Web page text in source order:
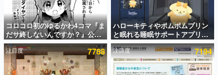
ゲームの企画書
名作ゲームクリエイターの方々に製作時のエピソードをお
聞きし、ヒットする企画（ゲーム）とは何か？を探ってい
きます。
赫本
この物語を解いてはいけない。『赫本』は、〈試験問題〉
の形をした短編ホラー小説集です。
コロコロ初のゆるかわ4コマ『ま
だサ終しないんですか？』公開
スタート。主人公は新入社員の
侘石ダイヤ、ゲーム会社を舞台
にトラブルへ対応する社員たち
を描く
ハローキティやポムポムプリン
と眠れる睡眠サポートアプリ
『ゆめたび』が配信中。キャラ
ごとのASMRや目覚ましアラー
ムも搭載
注目度 7788 注目度 7194